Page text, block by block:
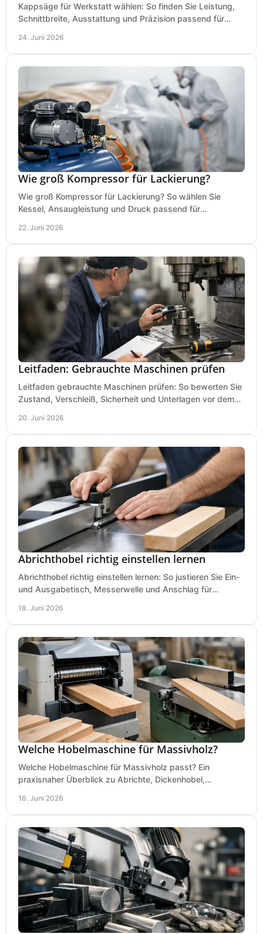
Kappsäge für Werkstatt wählen: So finden Sie Leistung,
Schnittbreite, Ausstattung und Präzision passend für
24. Juni 2026
Wie groß Kompressor für Lackierung?
Wie groß Kompressor für Lackierung? So wählen Sie
Kessel, Ansaugleistung und Druck passend für
22. Juni 2026
Leitfaden: Gebrauchte Maschinen prüfen
Leitfaden gebrauchte Maschinen prüfen: So bewerten Sie
Zustand, Verschleiß, Sicherheit und Unterlagen vor dem
20. Juni 2026
Abrichthobel richtig einstellen lernen
Abrichthobel richtig einstellen lernen: So justieren Sie Ein-
und Ausgabetisch, Messerwelle und Anschlag für
18. Juni 2026
Welche Hobelmaschine für Massivholz?
Welche Hobelmaschine für Massivholz passt? Ein
praxisnaher Überblick zu Abrichte, Dickenhobel,
16. Juni 2026